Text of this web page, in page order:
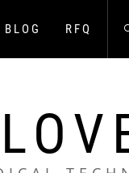
BLOG RFQ